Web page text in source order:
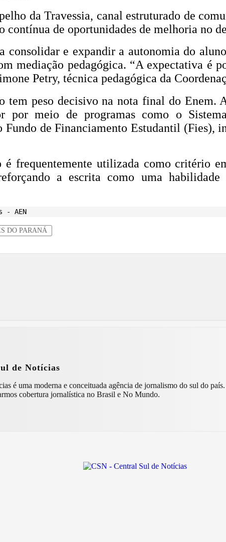
da Travessia, canal estruturado de
contínua de oportunidades de melhoria no
consolidar e expandir a autonomia do
mediação pedagógica. “A expectativa é
Petry, técnica pedagógica da
tem peso decisivo na nota final do Enem.
por meio de programas como o
de Financiamento Estudantil (Fies),
frequentemente utilizada como critério
a escrita como uma
- AEN
DO PARANÁ
de Notícias
agência de jornalismo do sul do país. Estamos presentes nos estados do Paraná, Santa Catarina e Rio Grande
cobertura jornalística no Brasil e No Mundo.